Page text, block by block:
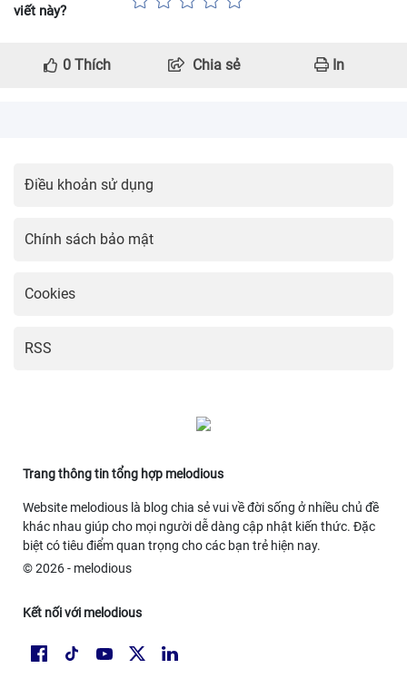
viết này?
0 Thích Chia sẻ In
Điều khoản sử dụng
Chính sách bảo mật
Cookies
RSS
Trang thông tin tổng hợp melodious
Website melodious là blog chia sẻ vui về đời sống ở nhiều chủ đề
khác nhau giúp cho mọi người dễ dàng cập nhật kiến thức. Đặc
biệt có tiêu điểm quan trọng cho các bạn trẻ hiện nay.
© 2026 - melodious
Kết nối với melodious